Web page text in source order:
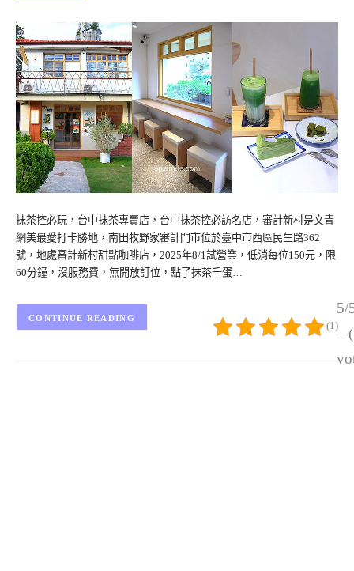
抹茶控必玩，台中抹茶專賣店，台中抹茶控必訪名店，審計新村是文青
網美最愛打卡勝地，南田牧野家審計門市位於臺中市西區民生路362
號，地處審計新村甜點咖啡店，2025年8/1試營業，低消每位150元，限
60分鐘，沒服務費，無開放訂位，點了抹茶千蛋…
5/
–
(1)
CONTINUE READING